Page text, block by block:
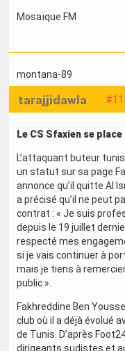
Mosaïque FM
montana-89
tarajjidawla
Le CS Sfaxien se
L’attaquant buteur
un statut sur sa page
annonce qu’il quitte Al
a précisé qu’il ne peut
contrat : « Je suis
depuis le 19 juillet
respecté mes
si je vais continuer à
mais je tiens à
public ».
Fakhreddine Ben
club où il a déjà évolué
de Tunis. D’après
dirigeants sudistes et